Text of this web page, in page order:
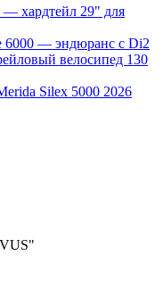
— хардтейл 29" для
6000 — эндюранс с Di2
велосипед 130
Silex 5000 2026